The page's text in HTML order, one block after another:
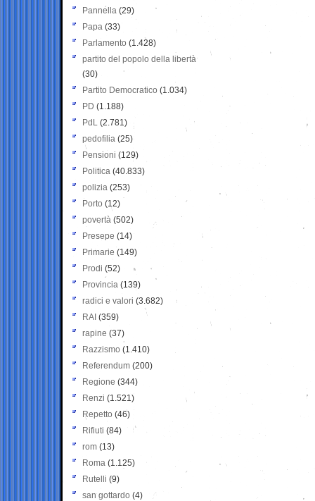
Pannella (29)
Papa (33)
Parlamento (1.428)
partito del popolo della libertà
(30)
Partito Democratico (1.034)
PD (1.188)
PdL (2.781)
pedofilia (25)
Pensioni (129)
Politica (40.833)
polizia (253)
Porto (12)
povertà (502)
Presepe (14)
Primarie (149)
Prodi (52)
Provincia (139)
radici e valori (3.682)
RAI (359)
rapine (37)
Razzismo (1.410)
Referendum (200)
Regione (344)
Renzi (1.521)
Repetto (46)
Rifiuti (84)
rom (13)
Roma (1.125)
Rutelli (9)
san gottardo (4)